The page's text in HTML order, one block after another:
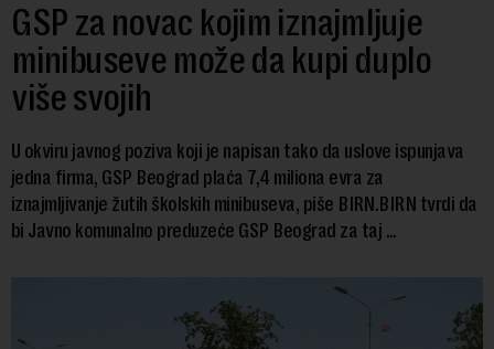
GSP za novac kojim iznajmljuje
minibuseve može da kupi duplo
više svojih
U okviru javnog poziva koji je napisan tako da uslove ispunjava
jedna firma, GSP Beograd plaća 7,4 miliona evra za
iznajmljivanje žutih školskih minibuseva, piše BIRN.BIRN tvrdi da
bi Javno komunalno preduzeće GSP Beograd za taj ...